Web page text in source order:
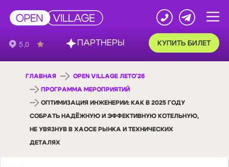
КУПИТЬ БИЛЕТ
ГЛАВНАЯ OPEN VILLAGE ЛЕТО'26
ПРОГРАММА МЕРОПРИЯТИЙ
ОПТИМИЗАЦИЯ ИНЖЕНЕРИИ: КАК В 2025 ГОДУ
СОБРАТЬ НАДЁЖНУЮ И ЭФФЕКТИВНУЮ КОТЕЛЬНУЮ,
НЕ УВЯЗНУВ В ХАОСЕ РЫНКА И ТЕХНИЧЕСКИХ
ДЕТАЛЯХ